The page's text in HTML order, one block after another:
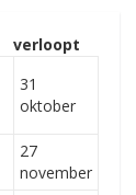
verloopt
31
oktober
27
november